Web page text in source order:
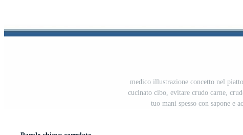
medico illustrazione concetto nel
cucinato cibo, evitare crudo carne,
tuo mani spesso con sapone e